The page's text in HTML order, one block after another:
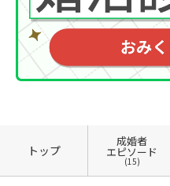
トップ
成婚者
エピソード
(15)